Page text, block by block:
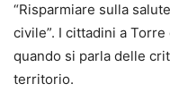
“Risparmiare sulla
civile”. I cittadini a
quando si parla delle
territorio.